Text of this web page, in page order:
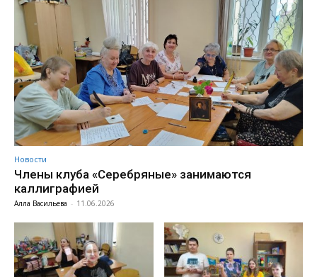
Новости
Члены клуба «Серебряные» занимаются
каллиграфией
Алла Васильева - 11.06.2026